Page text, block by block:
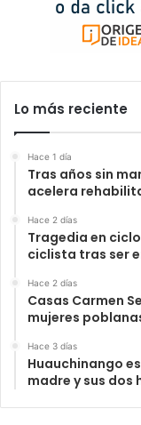
Lo más reciente
Hace 1 día
Tras años sin
acelera
Hace 2 días
Tragedia en
ciclista tras ser
Hace 2 días
Casas Carmen
mujeres
Hace 3 días
Huauchinango
madre y sus dos